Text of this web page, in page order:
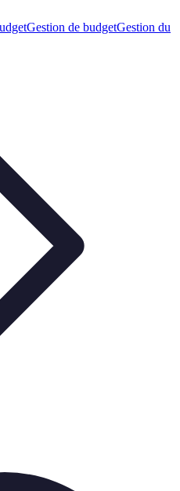
Gestion de budgetGestion du